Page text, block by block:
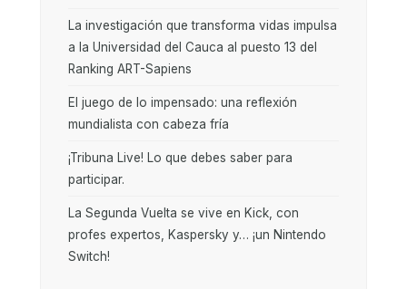
La investigación que transforma vidas impulsa
a la Universidad del Cauca al puesto 13 del
Ranking ART-Sapiens
El juego de lo impensado: una reflexión
mundialista con cabeza fría
¡Tribuna Live! Lo que debes saber para
participar.
La Segunda Vuelta se vive en Kick, con
profes expertos, Kaspersky y… ¡un Nintendo
Switch!